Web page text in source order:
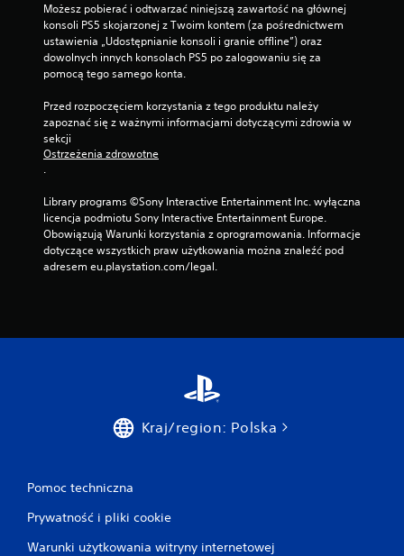
Możesz pobierać i odtwarzać niniejszą zawartość na głównej
konsoli PS5 skojarzonej z Twoim kontem (za pośrednictwem
ustawienia „Udostępnianie konsoli i granie offline”) oraz
dowolnych innych konsolach PS5 po zalogowaniu się za
pomocą tego samego konta.
Przed rozpoczęciem korzystania z tego produktu należy
zapoznać się z ważnymi informacjami dotyczącymi zdrowia w
sekcji
Ostrzeżenia zdrowotne
.
Library programs ©Sony Interactive Entertainment Inc. wyłączna
licencja podmiotu Sony Interactive Entertainment Europe.
Obowiązują Warunki korzystania z oprogramowania. Informacje
dotyczące wszystkich praw użytkowania można znaleźć pod
adresem eu.playstation.com/legal.
Kraj/region: Polska
Pomoc techniczna
Prywatność i pliki cookie
Warunki użytkowania witryny internetowej